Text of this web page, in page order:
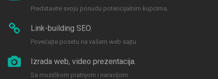
Predstavite svoju ponudu potencijalnim kupcima.
Link-building SEO.
Povećajte posetu na vašem web sajtu.
Izrada web, video prezentacija.
Sa muzičkom pratnjom i naracijom.